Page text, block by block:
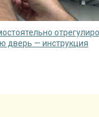
дверь — инструкция